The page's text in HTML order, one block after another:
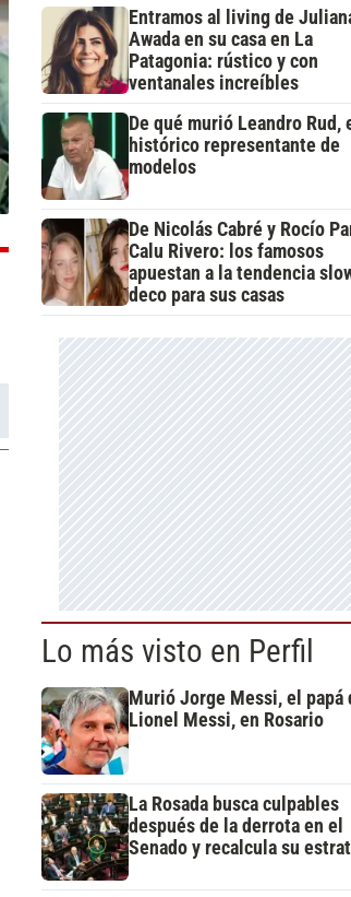
Entramos al living de
Awada en su casa en La
Patagonia: rústico y con
ventanales increíbles
De qué murió Leandro Rud,
histórico representante de
modelos
De Nicolás Cabré y Rocío
Calu Rivero: los famosos
apuestan a la tendencia
deco para sus casas
Lo más visto en Perfil
Murió Jorge Messi, el papá
Lionel Messi, en Rosario
La Rosada busca culpables
después de la derrota en el
Senado y recalcula su